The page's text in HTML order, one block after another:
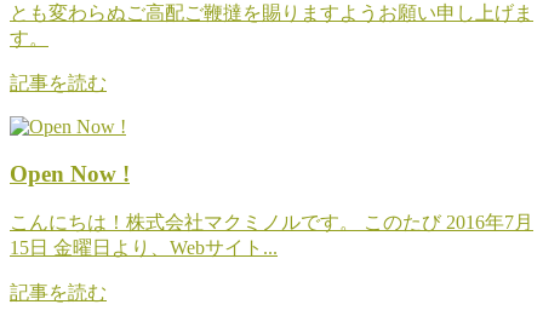
とも変わらぬご高配ご鞭撻を賜りますようお願い申し上げま
す。
記事を読む
Open Now !
こんにちは！株式会社マクミノルです。 このたび 2016年7月
15日 金曜日より、Webサイト...
記事を読む